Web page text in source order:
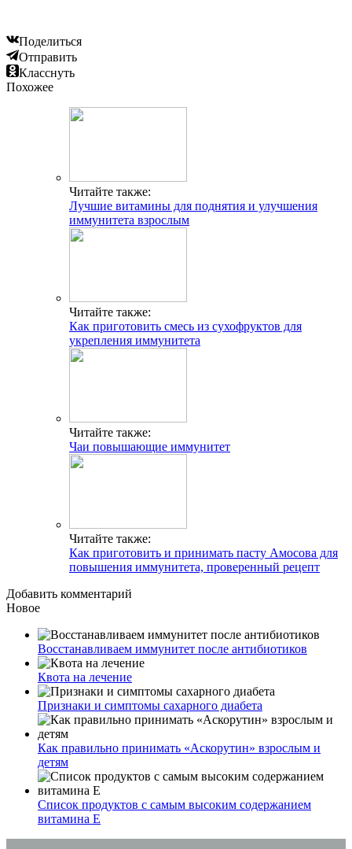
Поделиться
Отправить
Класснуть
Похожее
Читайте также:
Лучшие витамины для поднятия и улучшения
иммунитета взрослым
Читайте также:
Как приготовить смесь из сухофруктов для
укрепления иммунитета
Читайте также:
Чаи повышающие иммунитет
Читайте также:
Как приготовить и принимать пасту Амосова для
повышения иммунитета, проверенный рецепт
Добавить комментарий
Новое
Восстанавливаем иммунитет после антибиотиков
Квота на лечение
Признаки и симптомы сахарного диабета
Как правильно принимать «Аскорутин» взрослым и
детям
Список продуктов с самым высоким содержанием
витамина E